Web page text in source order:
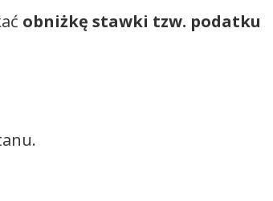
obniżkę stawki tzw. podatku